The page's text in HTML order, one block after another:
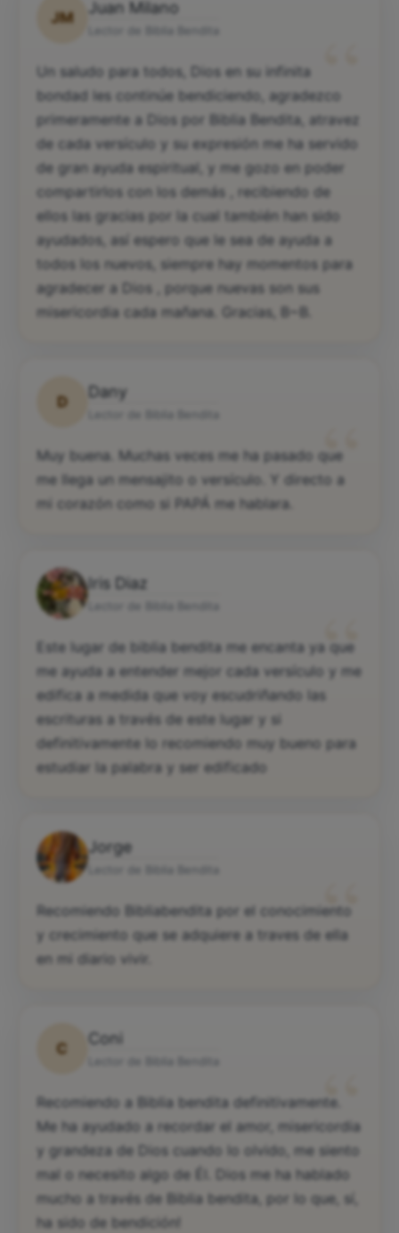
JM
Juan Milano
“
Un saludo para todos, Dios en su infinita
bondad les continúe bendiciendo, agradezco
primeramente a Dios por Biblia Bendita, atravez
de cada versículo y su expresión me ha servido
de gran ayuda espiritual, y me gozo en poder
compartirlos con los demás , recibiendo de
ellos las gracias por la cual también han sido
ayudados, así espero que le sea de ayuda a
todos los nuevos, siempre hay momentos para
agradecer a Dios , porque nuevas son sus
misericordia cada mañana. Gracias, B~B.
D
Dany
“
Muy buena. Muchas veces me ha pasado que
me llega un mensajito o versículo. Y directo a
mi corazón como si PAPÁ me hablara.
Iris Diaz
“
Este lugar de biblia bendita me encanta ya que
me ayuda a entender mejor cada versículo y me
edifica a medida que voy escudriñando las
escrituras a través de este lugar y si
definitivamente lo recomiendo muy bueno para
estudiar la palabra y ser edificado
Jorge
“
Recomiendo Bibliabendita por el conocimiento
y crecimiento que se adquiere a traves de ella
en mi diario vivir.
C
Coni
“
Recomiendo a Biblia bendita definitivamente.
Me ha ayudado a recordar el amor, misericordia
y grandeza de Dios cuando lo olvido, me siento
mal o necesito algo de Él. Dios me ha hablado
mucho a través de Biblia bendita, por lo que, sí,
ha sido de bendición!